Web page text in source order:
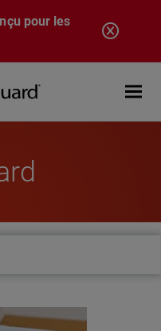
pour les
Open